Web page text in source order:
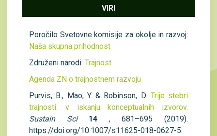
VIRI
Poročilo Svetovne komisije za okolje in razvoj:
Naša skupna prihodnost
Združeni narodi: Trajnost
Agenda ZN o trajnostnem razvoju
Purvis, B., Mao, Y. & Robinson, D. Trije stebri
trajnosti: v iskanju konceptualnih izvorov.
Sustain Sci
14 , 681–695 (2019).
https://doi.org/10.1007/s11625-018-0627-5.